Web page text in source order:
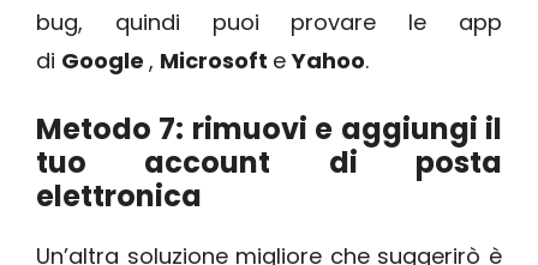
bug, quindi puoi provare le app
di Google , Microsoft eYahoo.
Metodo 7: rimuovi e aggiungi il
tuo account di posta
elettronica
Un’altra soluzione migliore che suggerirò è